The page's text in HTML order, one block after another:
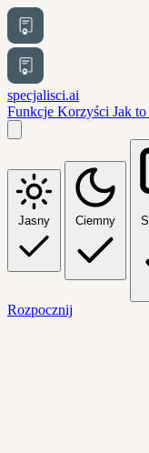
specjalisci.ai
Funkcje Korzyści Jak to
Jasny Ciemny
Rozpocznij